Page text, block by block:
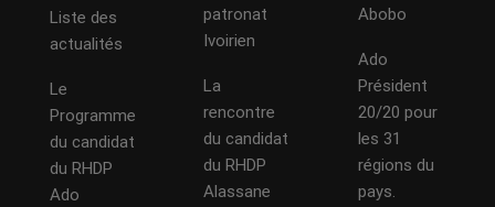
Liste des
actualités
Le
Programme
du candidat
du RHDP
Ado
patronat
Ivoirien
La
rencontre
du candidat
du RHDP
Alassane
Abobo
Ado
Président
20/20 pour
les 31
régions du
pays.